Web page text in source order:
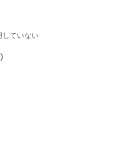
していない